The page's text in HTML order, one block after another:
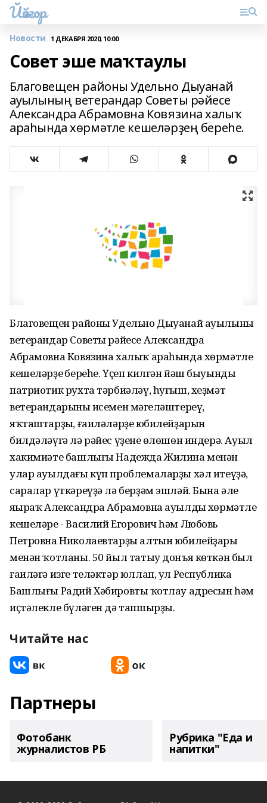
Йәйғор
Новости 1 ДЕКАБРЯ 2020, 10:00
Совет эше маҡтаулы
Благовещен районы Удельно Дыуанай
ауылының ветерандар Советы рәйесе
Александра Абрамовна Ковязина халыҡ
араһында хөрмәтле кешеләрҙең береһе.
Благовещен районы Удельно Дыуанай ауылының
ветерандар Советы рәйесе Александра
Абрамовна Ковязина халыҡ араһында хөрмәтле
кешеләрҙең береһе. Үҫеп килгән йәш быуынды
патриотик рухта тәрбиәләү, һуғыш, хеҙмәт
ветерандарының исемен мәңгеләштереү,
яҡташтарҙың, ғаиләләрҙең юбилейҙарын
билдәләүгә лә рәйес үҙенең өлөшөн индерә. Ауыл
хакимиәте башлығы Надежда Жилина менән
улар ауылдағы күп проблемаларҙы хәл итеүҙә,
саралар үткәреүҙә лә берҙәм эшләй. Бына әле
яңыраҡ Александра Абрамовна ауылдың хөрмәтле
кешеләре - Василий Егорович һәм Любовь
Петровна Николаевтарҙы алтын юбилейҙары
менән ҡотланы. 50 йыл татыу донъя көткән был
ғаиләгә изге теләктәр юллап, ул Республика
Башлығы Радий Хәбировтың ҡотлау адресын һәм
иҫтәлекле бүләген дә тапшырҙы.
Читайте нас
Партнеры
Фотобанк
журналистов РБ
Рубрика "Еда и
напитки"